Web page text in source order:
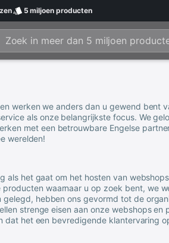
5 miljoen producten
werken we anders dan u gewend bent
als onze belangrijkste focus. We
met een betrouwbare Engelse
werelden!
als het gaat om het hosten van
waarnaar u op zoek bent, we
hebben ons gevormd tot de
strenge eisen aan onze webshops
dat het een bevredigende klantervaring